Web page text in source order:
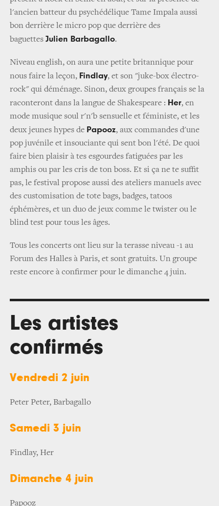
l'ancien batteur du psychédélique Tame Impala aussi
bon derrière le micro pop que derrière des
baguettes Julien Barbagallo.
Niveau english, on aura une petite britannique pour
nous faire la leçon, Findlay, et son "juke-box électro-
rock" qui déménage. Sinon, deux groupes français se la
raconteront dans la langue de Shakespeare : Her, en
mode musique soul r'n'b sensuelle et féministe, et les
deux jeunes hypes de Papooz, aux commandes d'une
pop juvénile et insouciante qui sent bon l'été. De quoi
faire bien plaisir à tes esgourdes fatiguées par les
amphis ou par les cris de ton boss. Et si ça ne te suffit
pas, le festival propose aussi des ateliers manuels avec
des customisation de tote bags, badges, tatoos
éphémères, et un duo de jeux comme le twister ou le
blind test pour tous les âges.
Tous les concerts ont lieu sur la terasse niveau -1 au
Forum des Halles à Paris, et sont gratuits. Un groupe
reste encore à confirmer pour le dimanche 4 juin.
Les artistes
confirmés
Vendredi 2 juin
Peter Peter, Barbagallo
Samedi 3 juin
Findlay, Her
Dimanche 4 juin
Papooz